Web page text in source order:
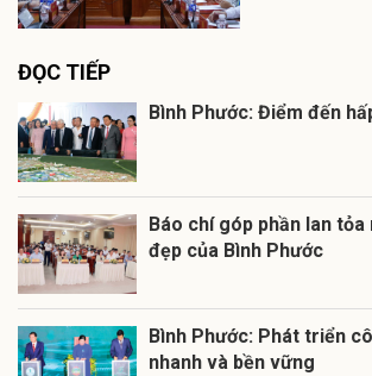
ĐỌC TIẾP
Bình Phước: Điểm đến
Báo chí góp phần lan tỏa
đẹp của Bình Phước
Bình Phước: Phát triển
nhanh và bền vững